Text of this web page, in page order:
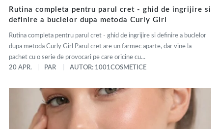
Rutina completa pentru parul cret - ghid de ingrijire si
definire a buclelor dupa metoda Curly Girl
Rutina completa pentru parul cret - ghid de ingrijire si definire a buclelor
dupa metoda Curly Girl Parul cret are un farmec aparte, dar vine la
pachet cu o serie de provocari pe care oricine cu...
20 APR.
PAR AUTOR: 1001COSMETICE